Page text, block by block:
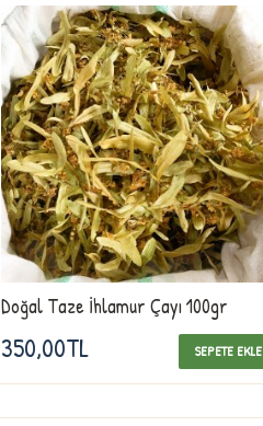
Doğal Taze İhlamur Çayı 100gr
350,00TL SEPETE EKLE